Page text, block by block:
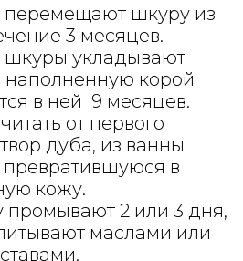
перемещают шкуру из
3 месяцев.
шкуры укладывают
наполненную корой
в ней 9 месяцев.
от первого
дуба, из ванны
в
кожу.
2 или 3 дня,
маслами или